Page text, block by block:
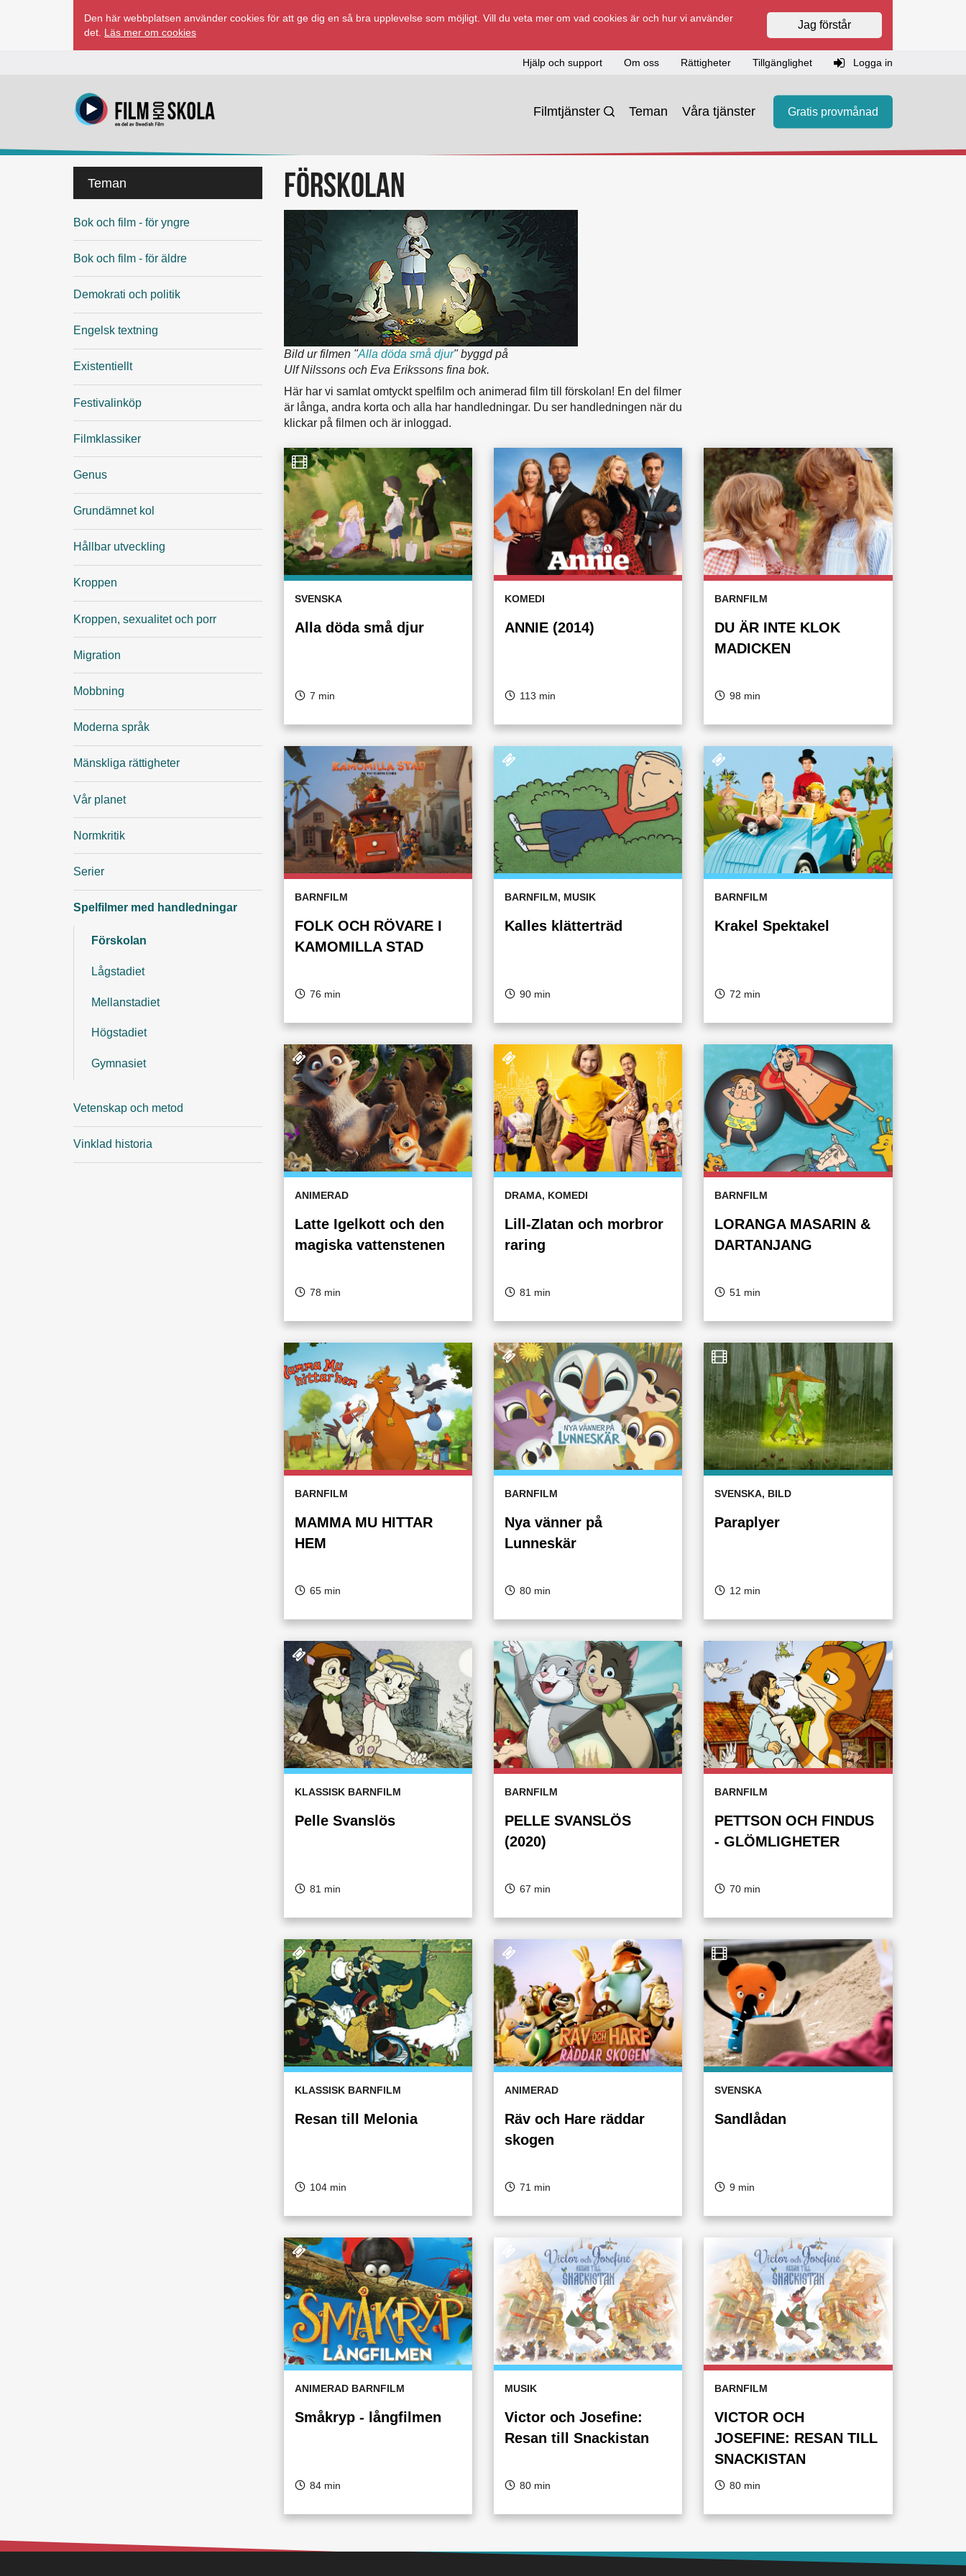
Den här webbplatsen använder cookies för att ge dig en så bra upplevelse som möjligt. Vill du veta mer om vad cookies är och hur vi använder
det. Läs mer om cookies
Jag förstår
Hjälp och support Om oss Rättigheter Tillgänglighet Logga in
Filmtjänster Teman Våra tjänster Gratis provmånad
överTeman
Bok och film - för yngre
Bok och film - för äldre
Demokrati och politik
Engelsk textning
Existentiellt
Festivalinköp
Filmklassiker
Genus
Grundämnet kol
Hållbar utveckling
Kroppen
Kroppen, sexualitet och porr
Migration
Mobbning
Moderna språk
Mänskliga rättigheter
Vår planet
Normkritik
Serier
Spelfilmer med handledningar
Förskolan
Lågstadiet
Mellanstadiet
Högstadiet
Gymnasiet
Vetenskap och metod
Vinklad historia
Förskolan
Bild ur filmen "Alla döda små djur" byggd på
Ulf Nilssons och Eva Erikssons fina bok.
Här har vi samlat omtyckt spelfilm och animerad film till förskolan! En del filmer
är långa, andra korta och alla har handledningar. Du ser handledningen när du
klickar på filmen och är inloggad.
SVENSKA
Alla döda små djur
7 min
KOMEDI
ANNIE (2014)
113 min
BARNFILM
DU ÄR INTE KLOK
MADICKEN
98 min
BARNFILM
FOLK OCH RÖVARE I
KAMOMILLA STAD
76 min
BARNFILM, MUSIK
Kalles klätterträd
90 min
BARNFILM
Krakel Spektakel
72 min
ANIMERAD
Latte Igelkott och den
magiska vattenstenen
78 min
DRAMA, KOMEDI
Lill-Zlatan och morbror
raring
81 min
BARNFILM
LORANGA MASARIN &
DARTANJANG
51 min
BARNFILM
MAMMA MU HITTAR
HEM
65 min
BARNFILM
Nya vänner på
Lunneskär
80 min
SVENSKA, BILD
Paraplyer
12 min
KLASSISK BARNFILM
Pelle Svanslös
81 min
BARNFILM
PELLE SVANSLÖS
(2020)
67 min
BARNFILM
PETTSON OCH FINDUS
- GLÖMLIGHETER
70 min
KLASSISK BARNFILM
Resan till Melonia
104 min
ANIMERAD
Räv och Hare räddar
skogen
71 min
SVENSKA
Sandlådan
9 min
ANIMERAD BARNFILM
Småkryp - långfilmen
84 min
MUSIK
Victor och Josefine:
Resan till Snackistan
80 min
BARNFILM
VICTOR OCH
JOSEFINE: RESAN TILL
SNACKISTAN
80 min